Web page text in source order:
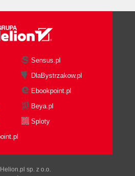
Sensus.pl
DlaBystrzakow.pl
Ebookpoint.pl
Beya.pl
Sploty
Helion.pl sp. z o.o.